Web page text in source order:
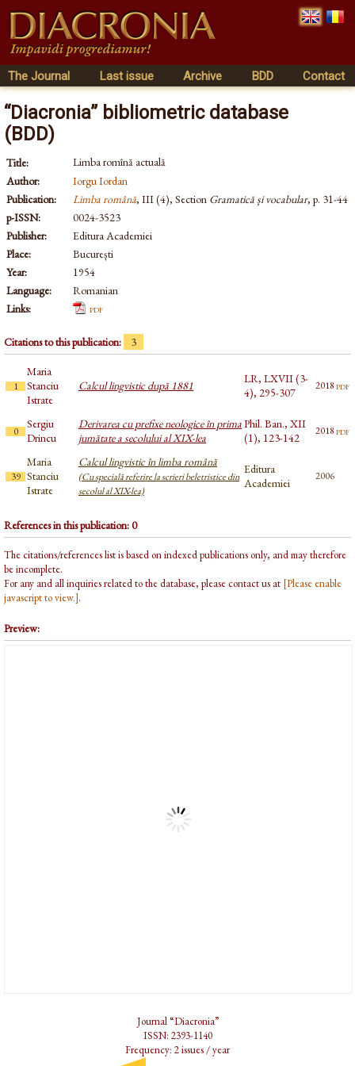
The Journal Last issue Archive BDD Contact
“Diacronia” bibliometric database
(BDD)
Title:
Limba romînă actuală
Author:
Iorgu Iordan
Publication:
Limba română, III (4), Section Gramatică și vocabular, p. 31-44
p-ISSN:
0024-3523
Publisher:
Editura Academiei
Place:
București
Year:
1954
Language:
Romanian
Links:
pdf
Citations to this publication: 3
1
Maria
Stanciu
Istrate
Calcul lingvistic după 1881
LR, LXVII (3-
4), 295-307
2018pdf
0
Sergiu
Drincu
Derivarea cu prefixe neologice în prima
jumătate a secolului al XIX-lea
Phil. Ban., XII
(1), 123-142
2018pdf
39
Maria
Stanciu
Istrate
Calcul lingvistic în limba română
(Cu specială referire la scrieri beletristice din
secolul al XIX-lea)
Editura
Academiei
2006
References in this publication: 0
The citations/references list is based on indexed publications only, and may therefore
be incomplete.
For any and all inquiries related to the database, please contact us at [Please enable
javascript to view.].
Preview:
Journal “Diacronia”
ISSN: 2393-1140
Frequency: 2 issues / year